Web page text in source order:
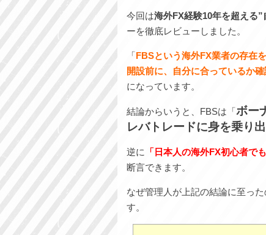
今回は海外FX経験10年を超える
ーを徹底レビューしました。
「FBSという海外FX業者の存在
開設前に、自分に合っているか
になっています。
結論からいうと、FBSは「ボー
レバトレードに身を乗り
逆に 「日本人の海外FX初心者で
断言できます。
なぜ管理人が上記の結論に至っ
す。